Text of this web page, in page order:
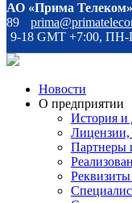
АО «Прима Телеком»
89
9-18 GMT +7:00,
Новости
О предприятии
История и
Лицензии,
Партнеры